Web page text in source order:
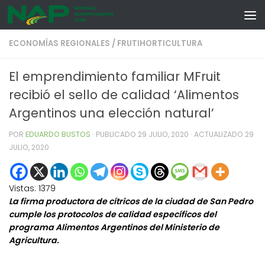
Skip to content
ECONOMÍAS REGIONALES / FRUTIHORTICULTURA
El emprendimiento familiar MFruit
recibió el sello de calidad ‘Alimentos
Argentinos una elección natural’
POR EDUARDO BUSTOS · PUBLICADO 29 JULIO, 2020 · ACTUALIZADO 29
JULIO, 2020
Vistas: 1379
La firma productora de cítricos de la ciudad de San Pedro
cumple los protocolos de calidad específicos del
programa Alimentos Argentinos del Ministerio de
Agricultura.